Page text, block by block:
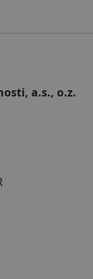
a.s., o.z.